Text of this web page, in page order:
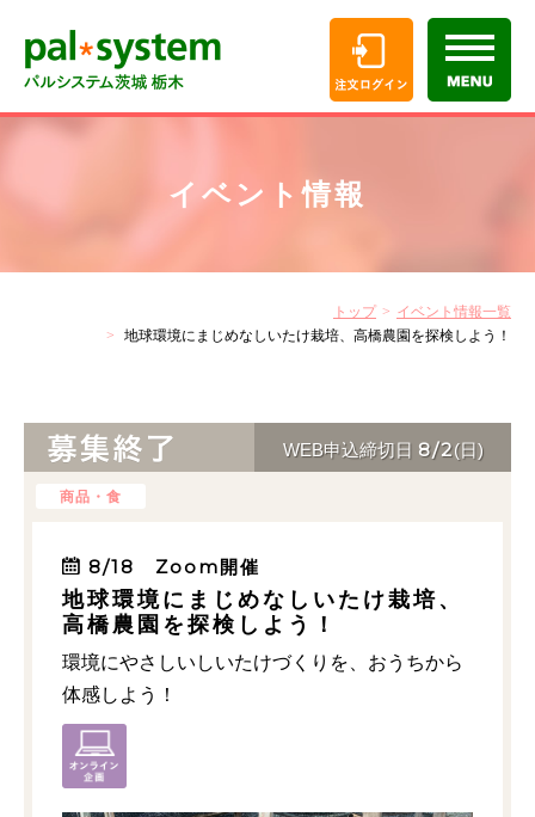
イベント情報
トップ
イベント情報一覧
地球環境にまじめなしいたけ栽培、高橋農園を探検しよう！
WEB申込締切日 8/2(日)
商品・食
8/18 Zoom開催
地球環境にまじめなしいたけ栽培、
高橋農園を探検しよう！
環境にやさしいしいたけづくりを、おうちから
体感しよう！